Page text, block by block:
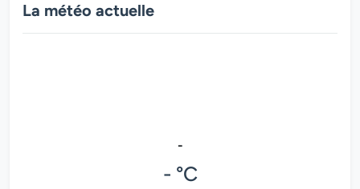
La météo actuelle
-
- °C